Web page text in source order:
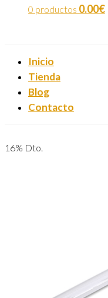
0 productos 0.00€
Inicio
Tienda
Blog
Contacto
16% Dto.